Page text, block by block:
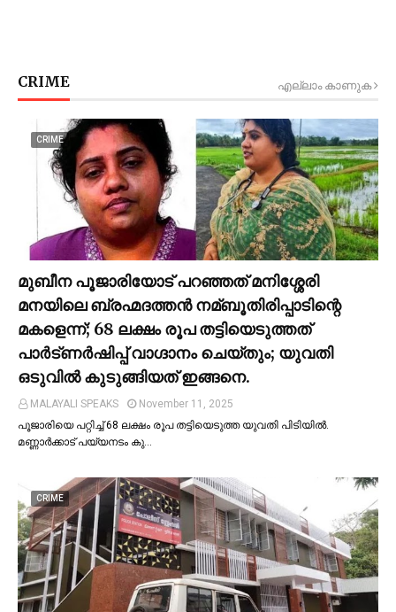
CRIME എല്ലാം കാണുക
CRIME
മുബീന പൂജാരിയോട് പറഞ്ഞത് മനിശ്ശേരി
മനയിലെ ബ്രഹ്മദത്തൻ നമ്ബൂതിരിപ്പാടിന്റെ
മകളെന്ന്; 68 ലക്ഷം രൂപ തട്ടിയെടുത്തത്
പാര്‍ട്ണര്‍ഷിപ്പ് വാഗ്ദാനം ചെയ്തും; യുവതി
ഒടുവില്‍ കുടുങ്ങിയത് ഇങ്ങനെ.
MALAYALI SPEAKS
November 11, 2025
പൂജാരിയെ പറ്റിച്ച്‌ 68 ലക്ഷം രൂപ തട്ടിയെടുത്ത യുവതി പിടിയില്‍.
മണ്ണാർക്കാട് പയ്യനടം കു…
CRIME